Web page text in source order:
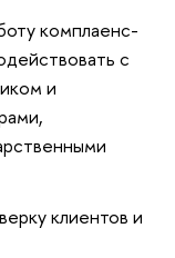
комплаенс-
с
и
клиентов и